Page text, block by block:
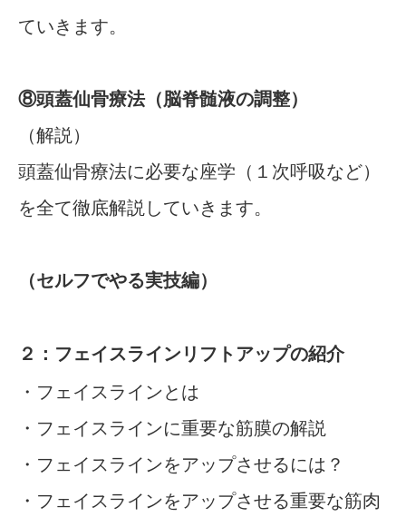
ていきます。
⑧頭蓋仙骨療法（脳脊髄液の調整）
（解説）
頭蓋仙骨療法に必要な座学（１次呼吸など）
を全て徹底解説していきます。
（セルフでやる実技編）
２：フェイスラインリフトアップの紹介
・フェイスラインとは
・フェイスラインに重要な筋膜の解説
・フェイスラインをアップさせるには？
・フェイスラインをアップさせる重要な筋肉